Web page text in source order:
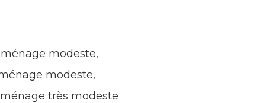
modeste,
modeste,
très modeste